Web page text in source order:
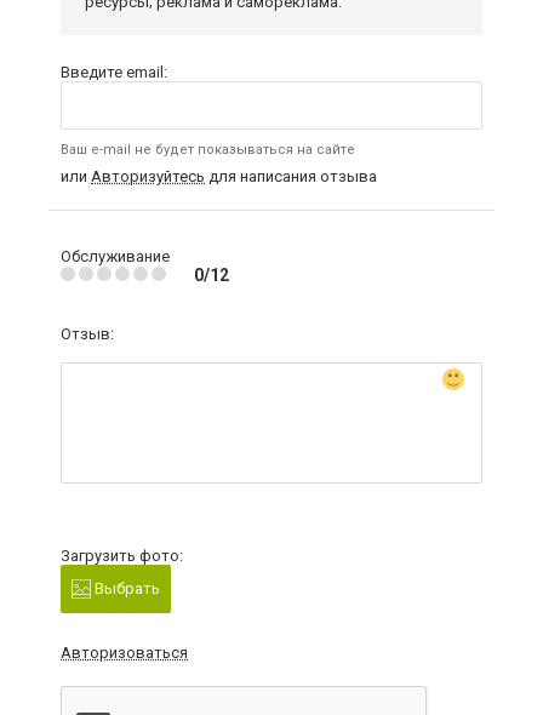
Введите email:
Ваш e-mail не будет показываться на сайте
или Авторизуйтесь для написания отзыва
Обслуживание
0/12
Отзыв:
Загрузить фото:
Выбрать
Авторизоваться